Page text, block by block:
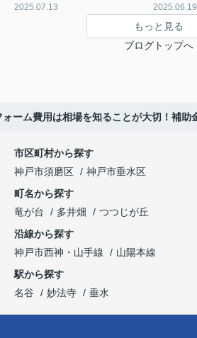
2025.07.13 2025.06.19
もっと見る
ブログトップへ
ーム費用は相場を知ることが大切！補助
市区町村から探す
神戸市須磨区
神戸市垂水区
町名から探す
竜が台
多井畑
つつじが丘
沿線から探す
神戸市西神・山手線
山陽本線
駅から探す
名谷
妙法寺 垂水